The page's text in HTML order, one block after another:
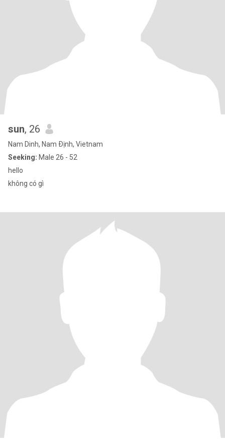
sun, 26
Nam Dinh, Nam Ðịnh, Vietnam
Seeking: Male 26 - 52
hello
không có gì